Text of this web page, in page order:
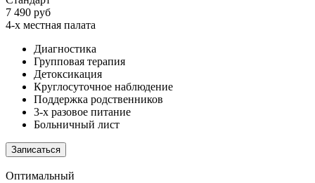
7 490 руб
4-х местная палата
Диагностика
Групповая терапия
Детоксикация
Круглосуточное наблюдение
Поддержка родственников
3-х разовое питание
Больничный лист
Записаться
Оптимальный